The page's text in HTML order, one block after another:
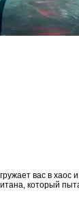
вас в хаос
который